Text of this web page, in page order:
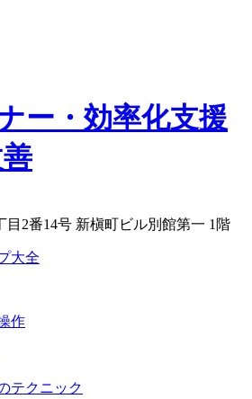
目2番14号 新槇町ビル別館第一 1階
大全
作
テクニック